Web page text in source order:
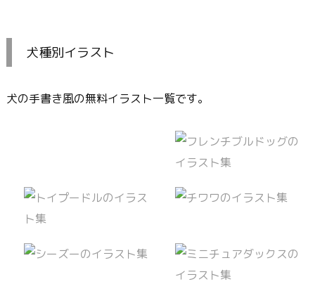
犬種別イラスト
犬の手書き風の無料イラスト一覧です。